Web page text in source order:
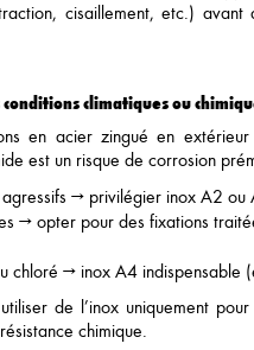
cisaillement, etc.) avant
climatiques ou
en acier zingué en
est un risque de corrosion
agressifs → privilégier inox A2 ou
→ opter pour des fixations
chloré → inox A4 indispensable
de l’inox uniquement pour
chimique.